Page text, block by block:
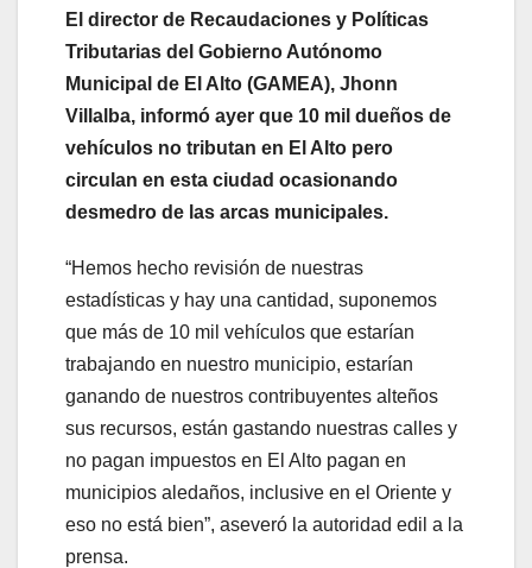
El director de Recaudaciones y Políticas
Tributarias del Gobierno Autónomo
Municipal de El Alto (GAMEA), Jhonn
Villalba, informó ayer que 10 mil dueños de
vehículos no tributan en El Alto pero
circulan en esta ciudad ocasionando
desmedro de las arcas municipales.
“Hemos hecho revisión de nuestras
estadísticas y hay una cantidad, suponemos
que más de 10 mil vehículos que estarían
trabajando en nuestro municipio, estarían
ganando de nuestros contribuyentes alteños
sus recursos, están gastando nuestras calles y
no pagan impuestos en El Alto pagan en
municipios aledaños, inclusive en el Oriente y
eso no está bien”, aseveró la autoridad edil a la
prensa.